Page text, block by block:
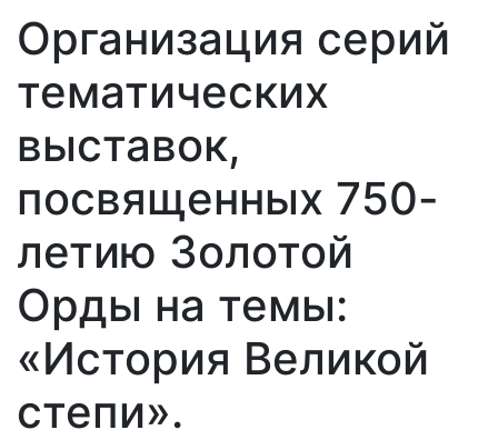
Организация серий
тематических
выставок,
посвященных 750-
летию Золотой
Орды на темы:
«История Великой
степи».